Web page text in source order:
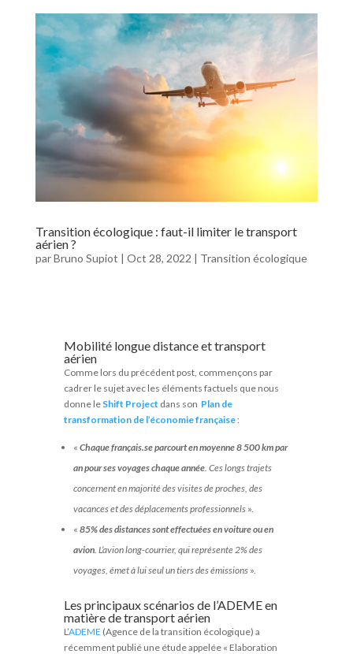
Transition écologique : faut-il limiter le transport
aérien ?
parBruno Supiot | Oct 28, 2022 | Transition écologique
Mobilité longue distance et transport
aérien
Comme lors du précédent post, commençons par
cadrer le sujet avec les éléments factuels que nous
donne le Shift Project dans son Plan de
transformation de l’économie française:
« Chaque français.se parcourt en moyenne 8 500 km par
an pour ses voyages chaque année. Ces longs trajets
concernent en majorité des visites de proches, des
vacances et des déplacements professionnels».
« 85% des distances sont effectuées en voiture ou en
avion. L’avion long-courrier, qui représente 2% des
voyages, émet à lui seul un tiers des émissions ».
Les principaux scénarios de l’ADEME en
matière de transport aérien
L’ADEME (Agence de la transition écologique) a
récemment publié une étude appelée « Elaboration